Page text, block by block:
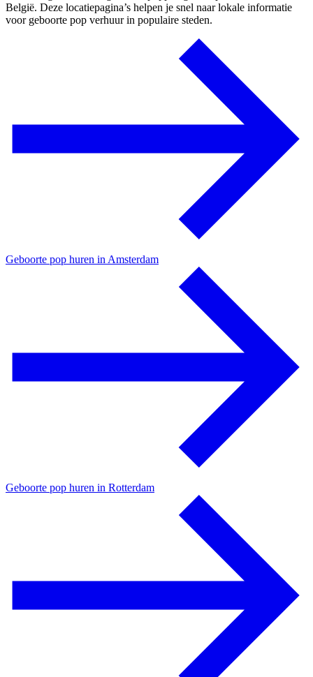
België. Deze locatiepagina’s helpen je snel naar lokale informatie
voor geboorte pop verhuur in populaire steden.
Geboorte pop huren in Amsterdam
Geboorte pop huren in Rotterdam